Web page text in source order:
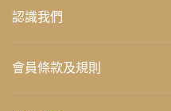
認識我們
會員條款及規則